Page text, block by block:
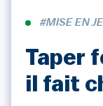
#MISE EN
Taper
il fait